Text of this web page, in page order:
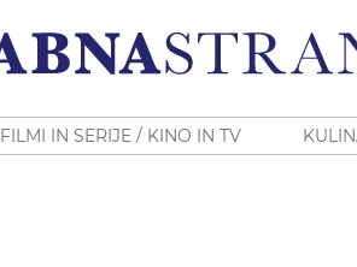
FILMI IN SERIJE / KINO IN TV